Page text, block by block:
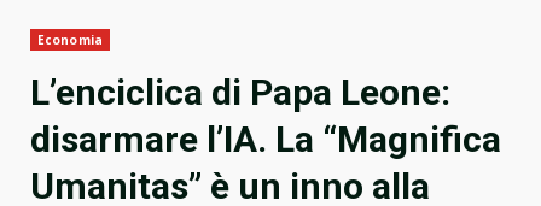
Economia
L’enciclica di Papa Leone:
disarmare l’IA. La “Magnifica
Umanitas” è un inno alla